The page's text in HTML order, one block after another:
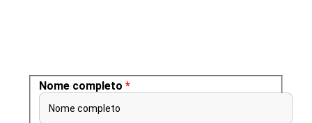
Nome completo *
Nome completo